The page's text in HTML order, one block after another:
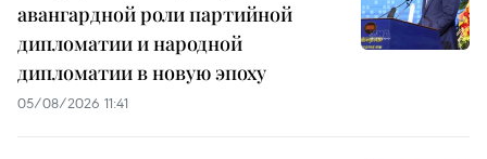
авангардной роли партийной
дипломатии и народной
дипломатии в новую эпоху
05/08/2026 11:41